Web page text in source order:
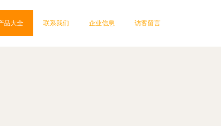
品大全 联系我们 企业信息 访客留言